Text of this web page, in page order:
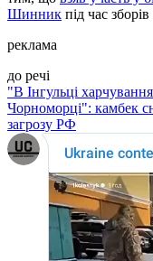
Шинник під час
реклама
до речі
"В Інгульці
Чорноморці": камбек
загрозу РФ